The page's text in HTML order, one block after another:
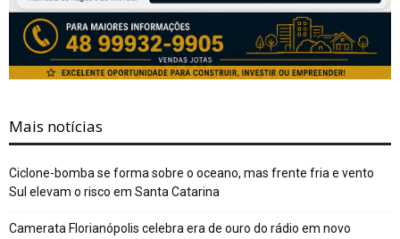
Mais notícias
Ciclone-bomba se forma sobre o oceano, mas frente fria e vento
Sul elevam o risco em Santa Catarina
Camerata Florianópolis celebra era de ouro do rádio em novo